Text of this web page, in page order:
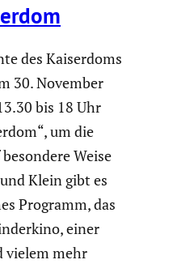
des Kaiser­doms
30. November
bis 18 Uhr
um die
Weise
Klein gibt es
Programm, das
einer
vielem mehr